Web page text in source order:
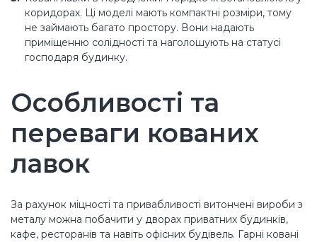
коридорах. Ці моделі мають компактні розміри, тому
не займають багато простору. Вони надають
приміщенню солідності та наголошують на статусі
господаря будинку.
Особливості та
переваги кованих
лавок
За рахунок міцності та привабливості витончені вироби з
металу можна побачити у дворах приватних будинків,
кафе, ресторанів та навіть офісних будівель. Гарні ковані